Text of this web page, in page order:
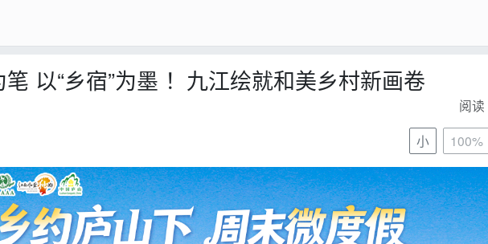
笔 以“乡宿”为墨 ！九江绘就和美乡村新画卷
阅
小
100%